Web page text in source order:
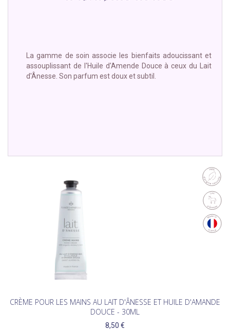
La gamme de soin associe les bienfaits adoucissant et
assouplissant de l'Huile d'Amende Douce à ceux du Lait
d'Ânesse. Son parfum est doux et subtil.
CRÈME POUR LES MAINS AU LAIT D'ÂNESSE ET HUILE D'AMANDE
DOUCE - 30ML
8,50 €